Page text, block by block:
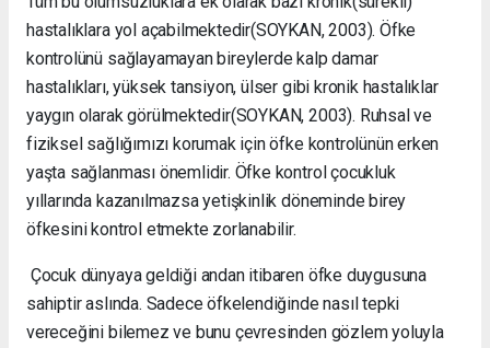
hastalıklara yol açabilmektedir(SOYKAN, 2003). Öfke
kontrolünü sağlayamayan bireylerde kalp damar
hastalıkları, yüksek tansiyon, ülser gibi kronik hastalıklar
yaygın olarak görülmektedir(SOYKAN, 2003). Ruhsal ve
fiziksel sağlığımızı korumak için öfke kontrolünün erken
yaşta sağlanması önemlidir. Öfke kontrol çocukluk
yıllarında kazanılmazsa yetişkinlik döneminde birey
öfkesini kontrol etmekte zorlanabilir.
Çocuk dünyaya geldiği andan itibaren öfke duygusuna
sahiptir aslında. Sadece öfkelendiğinde nasıl tepki
vereceğini bilemez ve bunu çevresinden gözlem yoluyla